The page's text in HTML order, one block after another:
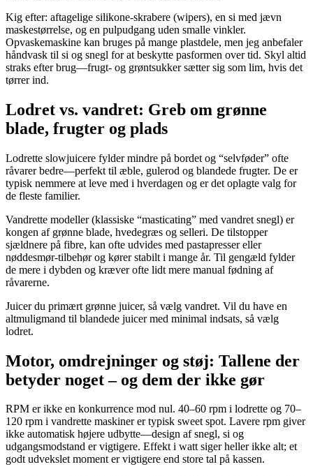
Kig efter: aftagelige silikone-skrabere (wipers), en si med jævn
maskestørrelse, og en pulpudgang uden smalle vinkler.
Opvaskemaskine kan bruges på mange plastdele, men jeg anbefaler
håndvask til si og snegl for at beskytte pasformen over tid. Skyl altid
straks efter brug—frugt- og grøntsukker sætter sig som lim, hvis det
tørrer ind.
Lodret vs. vandret: Greb om grønne
blade, frugter og plads
Lodrette slowjuicere fylder mindre på bordet og “selvføder” ofte
råvarer bedre—perfekt til æble, gulerod og blandede frugter. De er
typisk nemmere at leve med i hverdagen og er det oplagte valg for
de fleste familier.
Vandrette modeller (klassiske “masticating” med vandret snegl) er
kongen af grønne blade, hvedegræs og selleri. De tilstopper
sjældnere på fibre, kan ofte udvides med pastapresser eller
nøddesmør-tilbehør og kører stabilt i mange år. Til gengæld fylder
de mere i dybden og kræver ofte lidt mere manual fødning af
råvarerne.
Juicer du primært grønne juicer, så vælg vandret. Vil du have en
altmuligmand til blandede juicer med minimal indsats, så vælg
lodret.
Motor, omdrejninger og støj: Tallene der
betyder noget – og dem der ikke gør
RPM er ikke en konkurrence mod nul. 40–60 rpm i lodrette og 70–
120 rpm i vandrette maskiner er typisk sweet spot. Lavere rpm giver
ikke automatisk højere udbytte—design af snegl, si og
udgangsmodstand er vigtigere. Effekt i watt siger heller ikke alt; et
godt udvekslet moment er vigtigere end store tal på kassen.